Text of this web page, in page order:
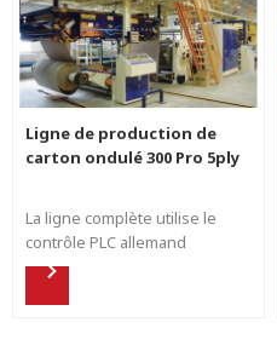
Ligne de production de
carton ondulé 300 Pro 5ply
La ligne complète utilise le
contrôle PLC allemand
Siemens et choisit le système